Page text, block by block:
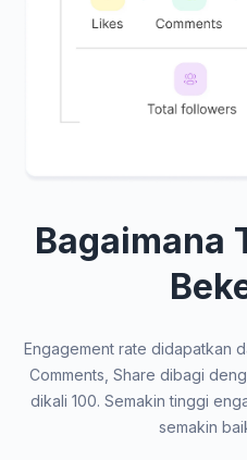
Bagaimana
Engagement rate didapatkan
Comments, Share dibagi
dikali 100. Semakin tinggi
semakin